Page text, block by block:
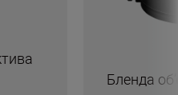
Бленда